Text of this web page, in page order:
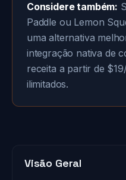
Considere também:
Paddle ou Lemon
uma alternativa
integração nativa de
receita a partir de
ilimitados.
Visão Geral